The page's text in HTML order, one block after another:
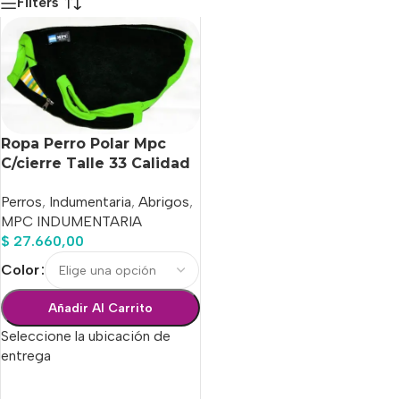
Ropa Perro Polar Mpc
C/cierre Talle 33 Calidad
Perros, Indumentaria, Abrigos,
MPC INDUMENTARIA
$ 27.660,00
Color
Añadir Al Carrito
Seleccione la ubicación de
entrega